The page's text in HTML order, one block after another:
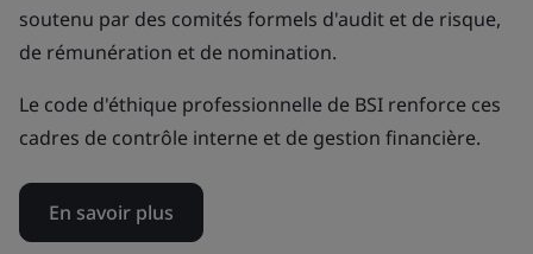
soutenu par des comités formels d'audit et de risque,
de rémunération et de nomination.
Le code d'éthique professionnelle de BSI renforce ces
cadres de contrôle interne et de gestion financière.
En savoir plus